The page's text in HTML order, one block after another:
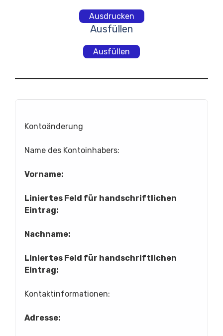
Ausdrucken
Ausfüllen
Ausfüllen
Kontoänderung
Name des Kontoinhabers:
Vorname:
Liniertes Feld für handschriftlichen
Eintrag:
Nachname:
Liniertes Feld für handschriftlichen
Eintrag:
Kontaktinformationen:
Adresse: